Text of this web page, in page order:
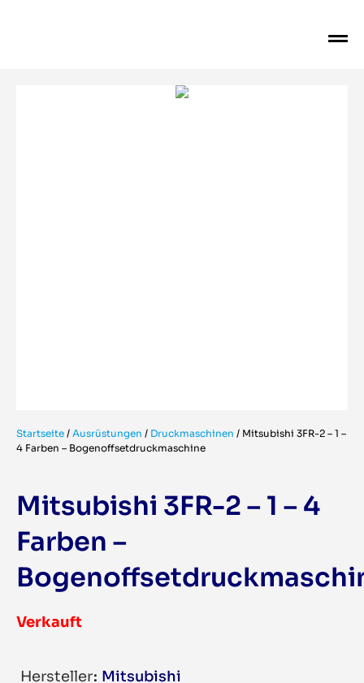
Startseite / Ausrüstungen / Druckmaschinen / Mitsubishi 3FR-2 – 1 –
4 Farben – Bogenoffsetdruckmaschine
Mitsubishi 3FR-2 – 1 – 4
Farben –
Verkauft
Hersteller Mitsubishi